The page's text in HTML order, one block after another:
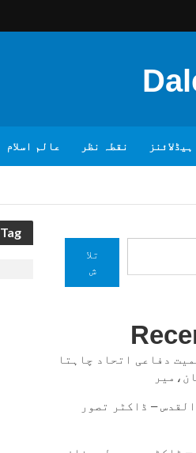
ہیڈلائنز نقطہ نظر عالم اسلام
Tag - وانیا اگروال
تلا
ش
دفاعی اتحاد چاہتا
– ڈاکٹر تصور